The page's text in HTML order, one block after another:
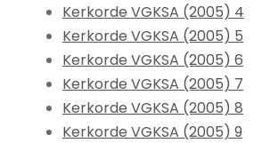
Kerkorde VGKSA (2005) 4
Kerkorde VGKSA (2005) 5
Kerkorde VGKSA (2005) 6
Kerkorde VGKSA (2005) 7
Kerkorde VGKSA (2005) 8
Kerkorde VGKSA (2005) 9